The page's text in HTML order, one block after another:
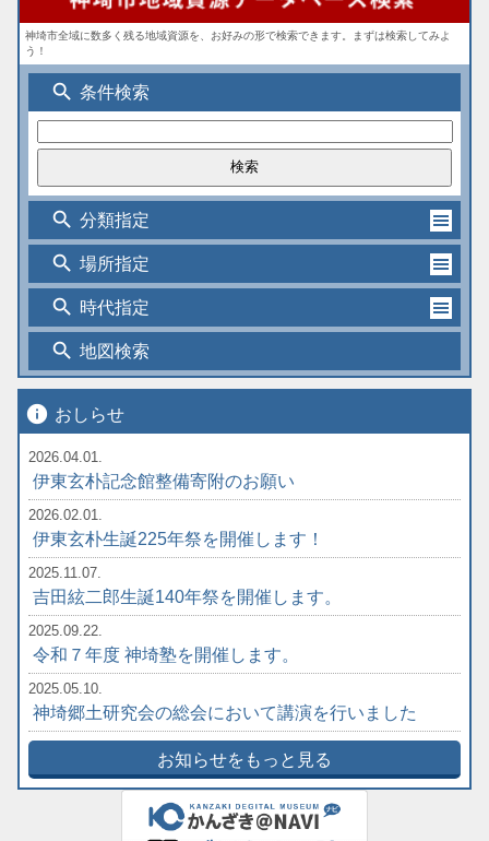
神埼市全域に数多く残る地域資源を、お好みの形で検索できます。まずは検索してみよ
う！
search 条件検索
search 分類指定
search 場所指定
search 時代指定
search 地図検索
info おしらせ
2026.04.01.
伊東玄朴記念館整備寄附のお願い
2026.02.01.
伊東玄朴生誕225年祭を開催します！
2025.11.07.
吉田絃二郎生誕140年祭を開催します。
2025.09.22.
令和７年度 神埼塾を開催します。
2025.05.10.
神埼郷土研究会の総会において講演を行いました
お知らせをもっと見る